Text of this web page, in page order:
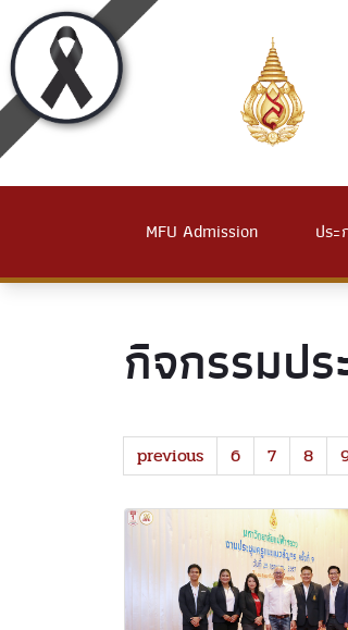
MFU Admission ปร
กิจกรรมป
previous 6 7 8